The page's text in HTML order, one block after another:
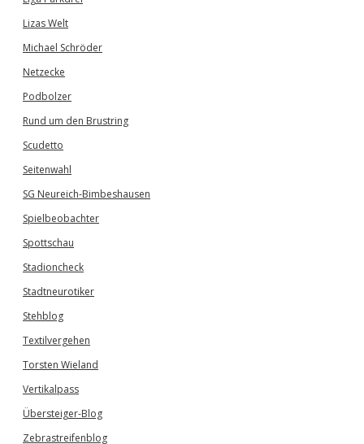
Lizas Welt
Michael Schröder
Netzecke
Podbolzer
Rund um den Brustring
Scudetto
Seitenwahl
SG Neureich-Bimbeshausen
Spielbeobachter
Spottschau
Stadioncheck
Stadtneurotiker
Stehblog
Textilvergehen
Torsten Wieland
Vertikalpass
Übersteiger-Blog
Zebrastreifenblog